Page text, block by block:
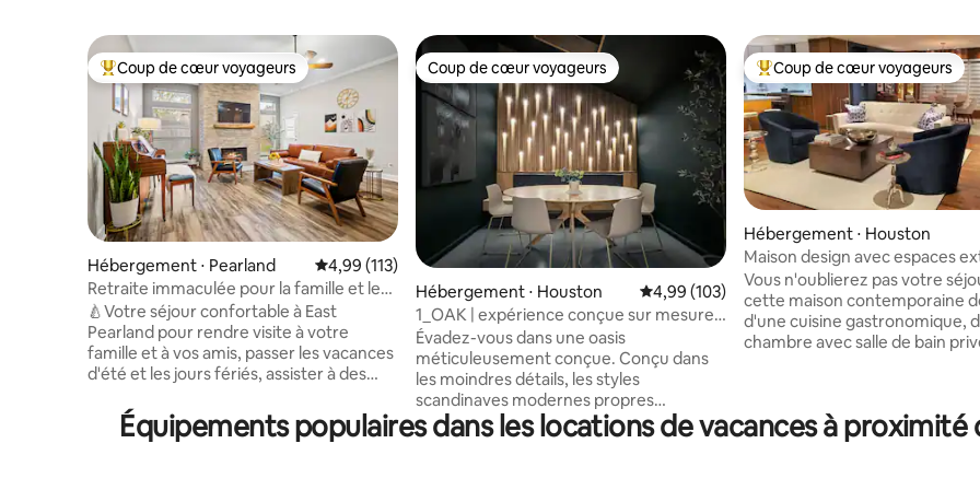
Coups de cœur voyageurs les plus appréciés
Coup de cœur voyageurs
Hébergement ⋅ Pearland Évaluation moyenne sur la base de 113 commentaires : 4,99 sur 5
4,99 (113)
Retraite immaculée pour la famille et les
amis
🍐Votre séjour confortable à East
Pearland pour rendre visite à votre
famille et à vos amis, passer les vacances
d'été et les jours fériés, assister à des
religieux. Séjour pour affaires, raisons
médicales ou logement temporaire
Coup de cœur voyageurs
Coup de cœur voyageurs
Hébergement ⋅ Houston Évaluation moyenne sur la base de 103
4,99 (103)
1_OAK | expérience conçue sur mesure |
peut accueillir 10 personnes
Évadez-vous dans une oasis
méticuleusement conçue. Conçu dans
les moindres détails, les styles
scandinaves modernes propres
rencontrent le zen japonais, créant une
expérience unique ! 3 chambres + coin lit
Coups de cœur voyageurs les
Coup de cœur voyageurs
Hébergement ⋅ Houston
Maison design avec espaces
dans le quartier de Meyerland
Vous n'oublierez pas votre
cette maison contemporaine
d'une cuisine gastronomique,
chambre avec salle de bain
un repas dans la salle à manger
extérieure ou prendre un verre
Équipements populaires dans les locations de vacances à proximité